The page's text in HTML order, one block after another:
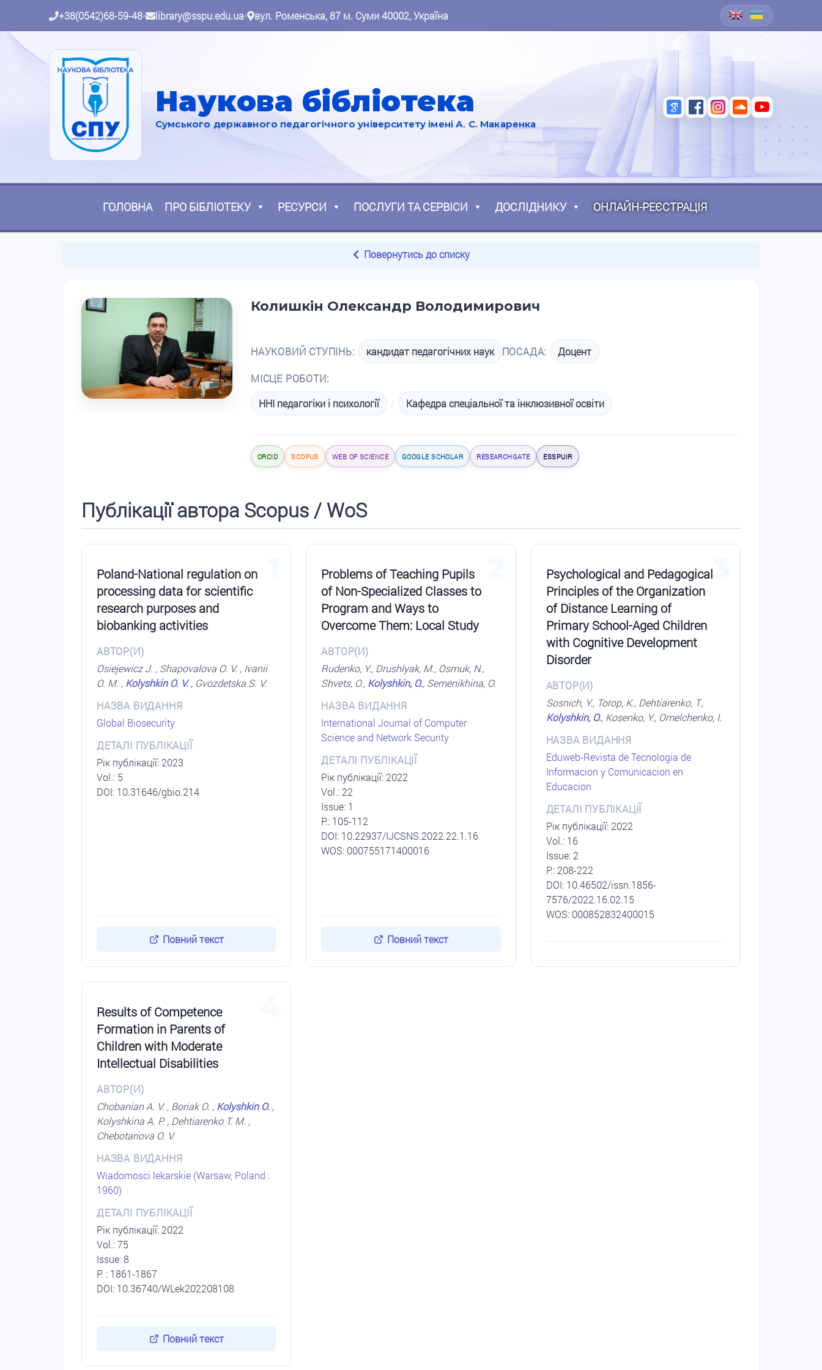
+38(0542)68-59-48• library@sspu.edu.ua• вул. Роменська, 87 м. Суми 40002, Україна
Наукова бібліотека
Сумського державного педагогічного університету імені А. С. Макаренка
ГОЛОВНА ПРО БІБЛІОТЕКУ РЕСУРСИ ПОСЛУГИ ТА СЕРВІСИ ДОСЛІДНИКУ ОНЛАЙН-РЕЄСТРАЦІЯ
Повернутись до списку
Колишкін Олександр Володимирович
НАУКОВИЙ СТУПІНЬ: кандидат педагогічних наук ПОСАДА: Доцент
МІСЦЕ РОБОТИ:
ННІ педагогіки і психології
/ Кафедра спеціальної та інклюзивної освіти
ORCID SCOPUS WEB OF SCIENCE GOOGLE SCHOLAR RESEARCHGATE ESSPUIR
Публікації автора Scopus / WoS
Poland-National regulation on
processing data for scientific
research purposes and
biobanking activities
АВТОР(И)
Osiejewicz J. , Shapovalova O. V. , Ivanii
O. M. , Kolyshkin O. V., Gvozdetska S. V.
НАЗВА ВИДАННЯ
Global Biosecurity
ДЕТАЛІ ПУБЛІКАЦІЇ
Рік публікації: 2023
Vol.: 5
DOI: 10.31646/gbio.214
Повний текст
Problems of Teaching Pupils
of Non-Specialized Classes to
Program and Ways to
Overcome Them: Local Study
АВТОР(И)
Rudenko, Y., Drushlyak, M., Osmuk, N.,
Shvets, O., Kolyshkin, O., Semenikhina, O.
НАЗВА ВИДАННЯ
International Journal of Computer
Science and Network Security
ДЕТАЛІ ПУБЛІКАЦІЇ
Рік публікації: 2022
Vol.: 22
Issue: 1
P.: 105-112
DОI: 10.22937/IJCSNS.2022.22.1.16
WOS: 000755171400016
Повний текст
3
Psychological and Pedagogical
Principles of the Organization
of Distance Learning of
Primary School-Aged Children
with Cognitive Development
Disorder
АВТОР(И)
Sosnich, Y., Torop, K., Dehtiarenko, T.,
Kolyshkin, O., Kosenko, Y., Omelchenko, I.
НАЗВА ВИДАННЯ
Eduweb-Revista de Tecnologia de
Informacion y Comunicacion en
Educacion
ДЕТАЛІ ПУБЛІКАЦІЇ
Рік публікації: 2022
Vol.: 16
Issue: 2
P.: 208-222
DОI: 10.46502/issn.1856-
7576/2022.16.02.15
WOS: 000852832400015
Results of Competence
Formation in Parents of
Children with Moderate
Intellectual Disabilities
АВТОР(И)
Chobanian A. V. , Boriak O. , Kolyshkin O. ,
Kolyshkina A. P. , Dehtiarenko T. M. ,
Chebotariova O. V.
НАЗВА ВИДАННЯ
Wiadomosci lekarskie (Warsaw, Poland :
1960)
ДЕТАЛІ ПУБЛІКАЦІЇ
Рік публікації: 2022
Vol.: 75
Issue: 8
P. : 1861-1867
DOI: 10.36740/WLek202208108
Повний текст